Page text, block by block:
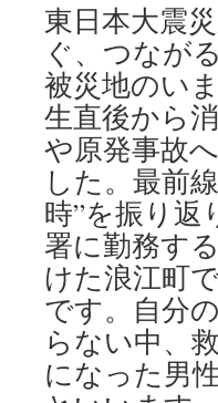
東日本大震
ぐ、つなが
被災地のい
生直後から
や原発事故
した。最前
時”を振り
署に勤務す
けた浪江町
です。自分
らない中、
になった男